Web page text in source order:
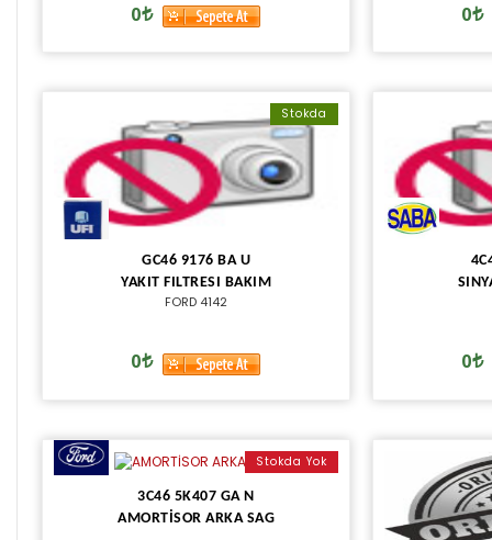
0 0
Stokda
GC46 9176 BA U
YAKIT FILTRESI BAKIM
FORD 4142
0 0
Stokda Yok
3C46 5K407 GA N
AMORTİSOR ARKA SAG